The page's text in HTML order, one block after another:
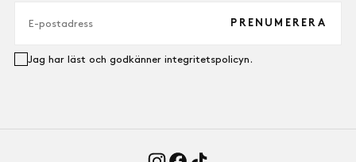
PRENUMERERA
Jag har läst och godkänner integritetspolicyn.